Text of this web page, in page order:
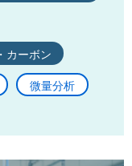
カーボン
微量分析